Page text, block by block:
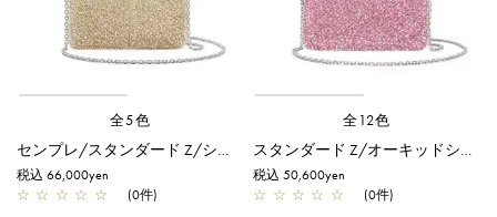
全5色
税込 66,000yen
☆ ☆ ☆ ☆ ☆ (0件)
全12色
税込 50,600yen
☆ ☆ ☆ ☆ ☆ (0件)